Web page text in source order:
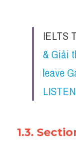
IELTS
& Giải
leave
1.3.